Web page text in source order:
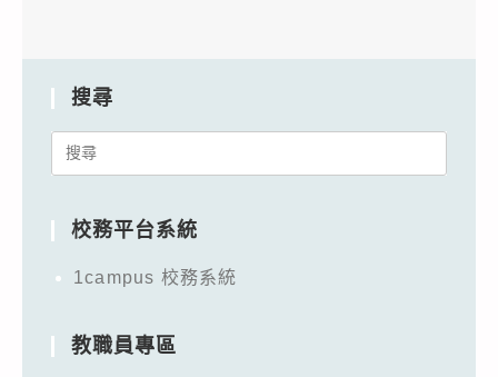
搜尋
Search
校務平台系統
1campus 校務系統
教職員專區